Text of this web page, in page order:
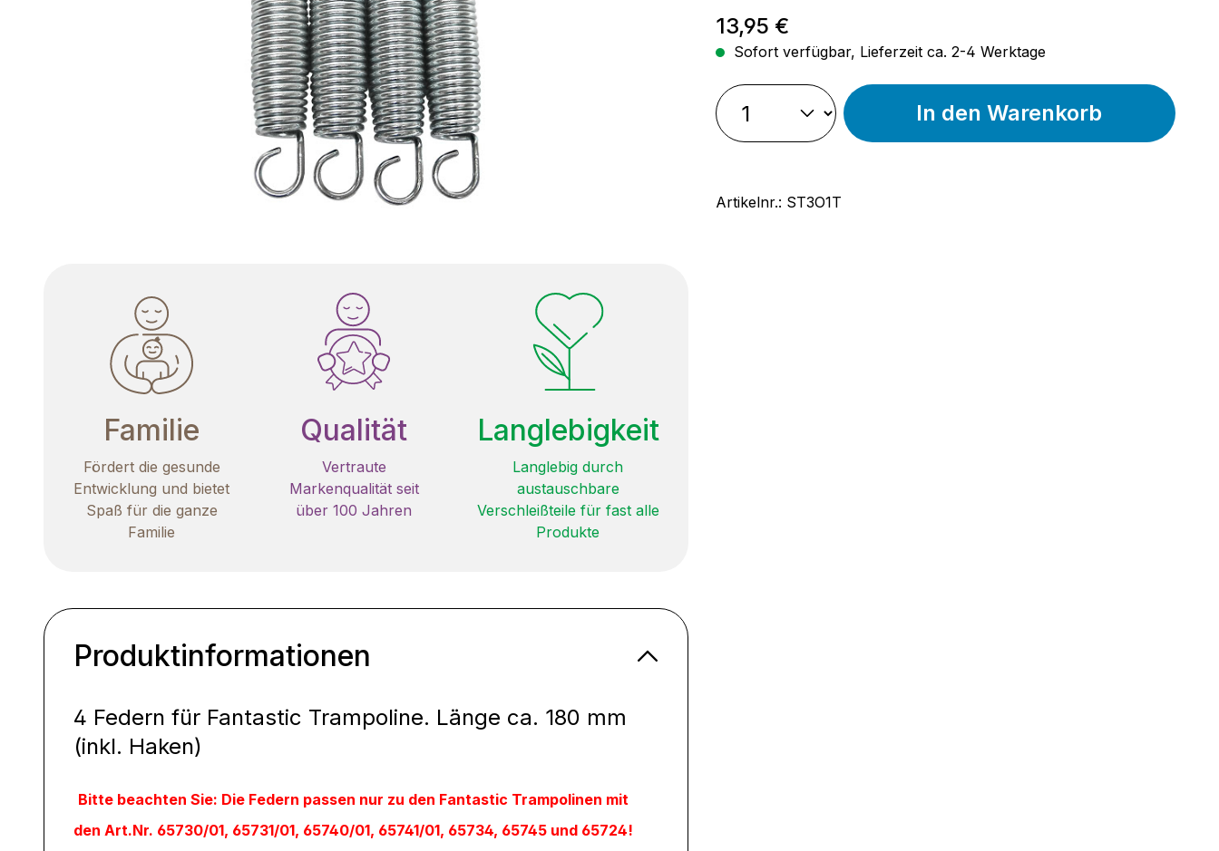
Familie
Fördert die gesunde
Entwicklung und bietet
Spaß für die ganze
Familie
Qualität
Vertraute
Markenqualität seit
über 100 Jahren
Langlebigkeit
Langlebig durch
austauschbare
Verschleißteile für fast alle
Produkte
Regulärer Preis:
13,95 €
Sofort verfügbar, Lieferzeit ca. 2-4 Werktage
In den Warenkorb
Artikelnr.: ST3O1T
Produktinformationen
4 Federn für Fantastic Trampoline. Länge ca. 180 mm
(inkl. Haken)
Bitte beachten Sie: Die Federn passen nur zu den Fantastic Trampolinen mit
den Art.Nr. 65730/01, 65731/01, 65740/01, 65741/01, 65734, 65745 und 65724!